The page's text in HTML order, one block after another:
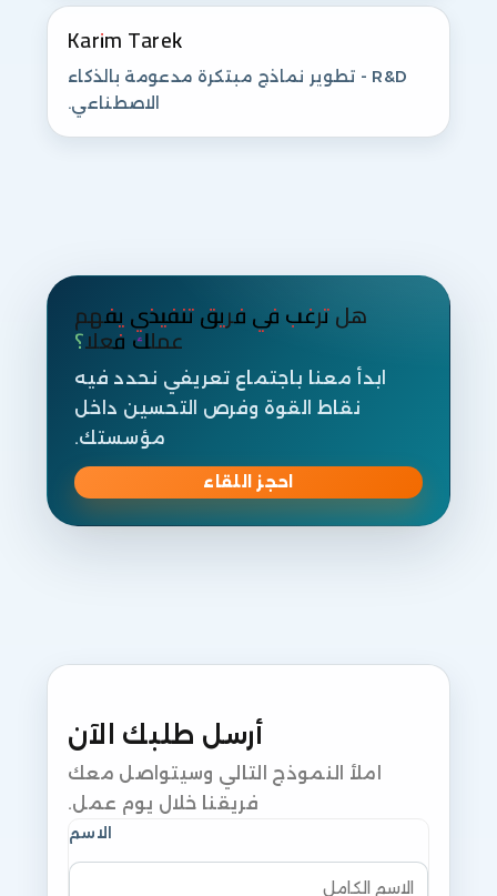
Karim Tarek
R&D - تطوير نماذج مبتكرة مدعومة بالذكاء
الاصطناعي.
هل ترغب في فريق تنفيذي يفهم
عملك فعلا؟
ابدأ معنا باجتماع تعريفي نحدد فيه
نقاط القوة وفرص التحسين داخل
مؤسستك.
احجز اللقاء
أرسل طلبك الآن
املأ النموذج التالي وسيتواصل معك
فريقنا خلال يوم عمل.
الاسم